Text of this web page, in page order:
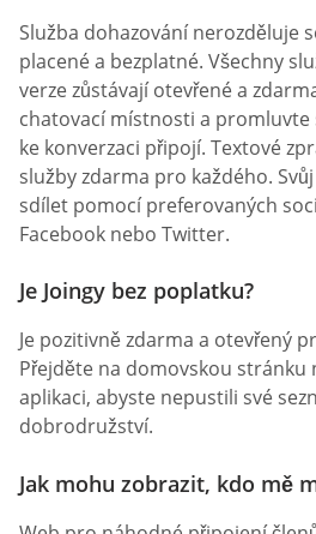
Služba dohazování nerozděluje
placené a bezplatné. Všechny
verze zůstávají otevřené a
chatovací místnosti a promluvte
ke konverzaci připojí. Textové
služby zdarma pro každého.
sdílet pomocí preferovaných
Facebook nebo Twitter.
Je Joingy bez poplatku?
Je pozitivně zdarma a otevřený
Přejděte na domovskou
aplikaci, abyste nepustili své
dobrodružství.
Jak mohu zobrazit, kdo mě